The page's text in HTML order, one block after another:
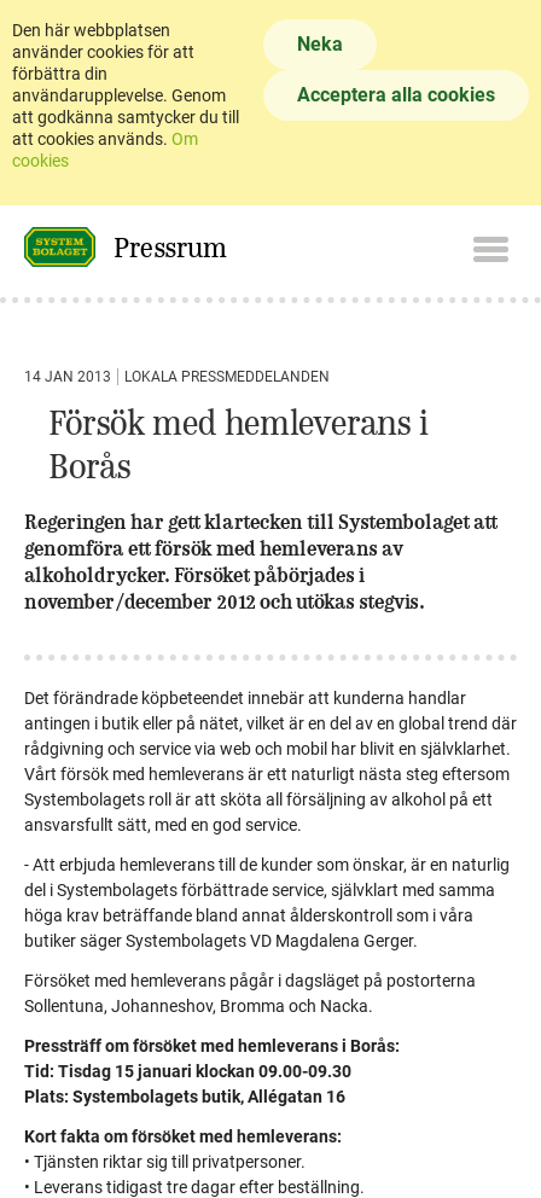
Den här webbplatsen
använder cookies för att
förbättra din
användarupplevelse. Genom
att godkänna samtycker du till
att cookies används. Om
cookies
Neka
Acceptera alla cookies
Pressrum
14 JAN 2013 LOKALA PRESSMEDDELANDEN
Försök med hemleverans i
Borås
Regeringen har gett klartecken till Systembolaget att
genomföra ett försök med hemleverans av
alkoholdrycker. Försöket påbörjades i
november/december 2012 och utökas stegvis.
Det förändrade köpbeteendet innebär att kunderna handlar
antingen i butik eller på nätet, vilket är en del av en global trend där
rådgivning och service via web och mobil har blivit en självklarhet.
Vårt försök med hemleverans är ett naturligt nästa steg eftersom
Systembolagets roll är att sköta all försäljning av alkohol på ett
ansvarsfullt sätt, med en god service.
- Att erbjuda hemleverans till de kunder som önskar, är en naturlig
del i Systembolagets förbättrade service, självklart med samma
höga krav beträffande bland annat ålderskontroll som i våra
butiker säger Systembolagets VD Magdalena Gerger.
Försöket med hemleverans pågår i dagsläget på postorterna
Sollentuna, Johanneshov, Bromma och Nacka.
Pressträff om försöket med hemleverans i Borås:
Tid: Tisdag 15 januari klockan 09.00-09.30
Plats: Systembolagets butik, Allégatan 16
Kort fakta om försöket med hemleverans:
• Tjänsten riktar sig till privatpersoner.
• Leverans tidigast tre dagar efter beställning.